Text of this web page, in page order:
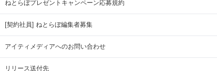
ねとらぼプレゼントキャンペーン応募規約
[契約社員] ねとらぼ編集者募集
アイティメディアへのお問い合わせ
リリース送付先